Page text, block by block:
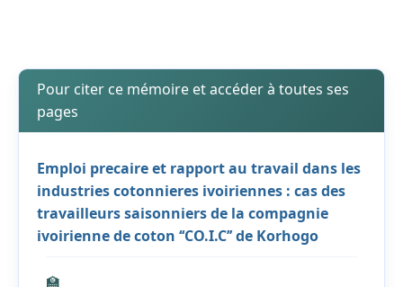
Pour citer ce mémoire et accéder à toutes ses
pages
Emploi precaire et rapport au travail dans les
industries cotonnieres ivoiriennes : cas des
travailleurs saisonniers de la compagnie
ivoirienne de coton ‘‘CO.I.C’’ de Korhogo
🏫